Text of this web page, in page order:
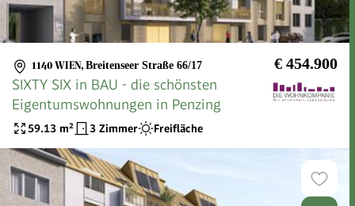
1140 WIEN, Breitenseer Straße 66/17 € 454.900
SIXTY SIX in BAU - die schönsten
Eigentumswohnungen in Penzing
59.13 m² 3 Zimmer Freifläche